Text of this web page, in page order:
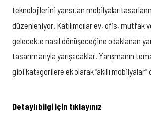
teknolojilerini yansıtan mobilyalar
düzenleniyor. Katılımcılar ev, ofis, mutfak
gelecekte nasıl dönüşeceğine odaklanan
tasarımlarıyla yarışacaklar. Yarışmanın
gibi kategorilere ek olarak ‘’akıllı
Detaylı bilgi için tıklayınız